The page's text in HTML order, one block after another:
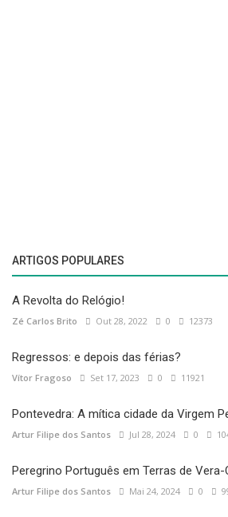
ARTIGOS POPULARES
A Revolta do Relógio!
Zé Carlos Brito Out 28, 2022 0 12373
Regressos: e depois das férias?
Vítor Fragoso Set 17, 2023 0 11921
Pontevedra: A mítica cidade da Virgem
Artur Filipe dos Santos Jul 28, 2024 0
Peregrino Português em Terras de Vera-
Artur Filipe dos Santos Mai 24, 2024 0